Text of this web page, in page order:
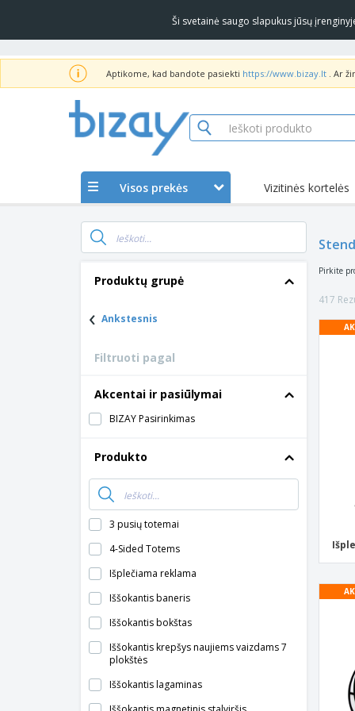
Ši svetainė saugo slapukus jūsų
Aptikome, kad bandote pasiekti https://www.bizay.lt . Ar
Visos prekės Vizitinės kortelės
Produktų grupė
‹ Ankstesnis
Filtruoti pagal
Akcentai ir pasiūlymai
BIZAY Pasirinkimas
Produkto
3 pusių totemai
4-Sided Totems
Išplečiama reklama
Iššokantis baneris
Iššokantis bokštas
Iššokantis krepšys naujiems vaizdams 7
plokštės
Iššokantis lagaminas
Pirkite
417